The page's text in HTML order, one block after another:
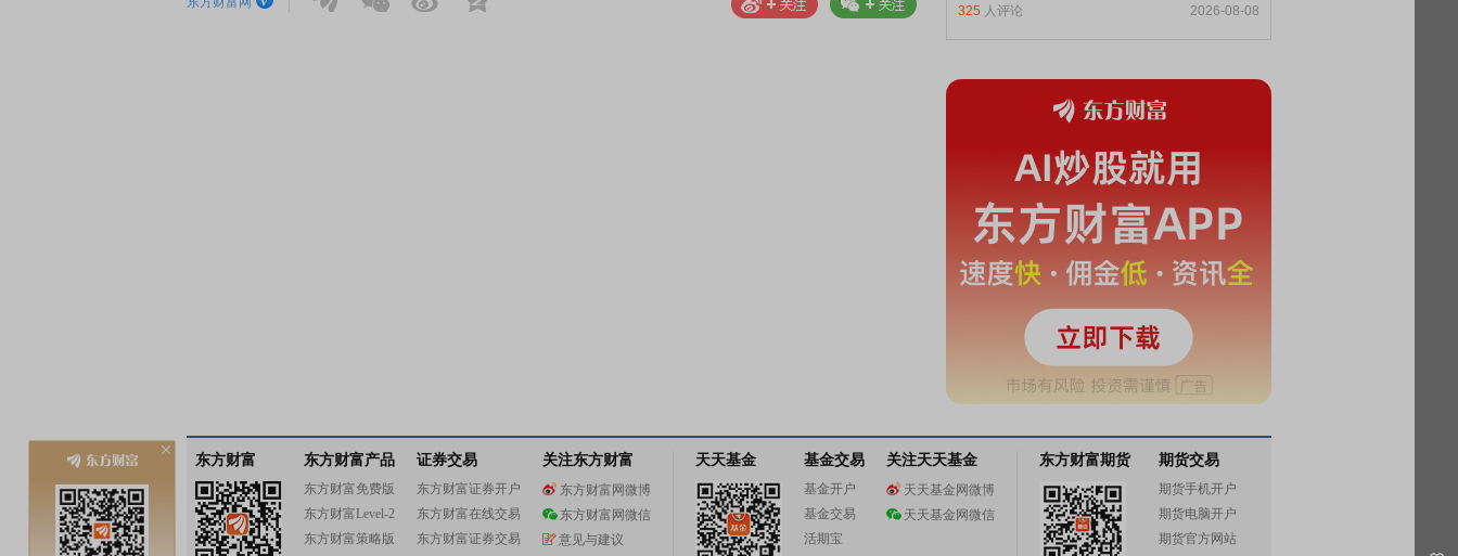
325 人评论 2026-08-08
东方财富 东方财富产品
东方财富免费版
东方财富Level-2
东方财富策略版
证券交易
东方财富证券开户
东方财富在线交易
东方财富证券交易
关注东方财富
东方财富网微博
东方财富网微信
意见与建议
天天基金 基金交易
基金开户
基金交易
活期宝
关注天天基金
天天基金网微博
天天基金网微信
东方财富期货 期货交易
期货手机开户
期货电脑开户
期货官方网站